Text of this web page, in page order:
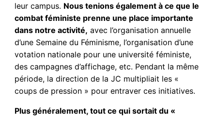
leur campus. Nous tenions également à ce que le
combat féministe prenne une place importante
dans notre activité, avec l’organisation annuelle
d’une Semaine du Féminisme, l’organisation d’une
votation nationale pour une université féministe,
des campagnes d’affichage, etc. Pendant la même
période, la direction de la JC multipliait les «
coups de pression » pour entraver ces initiatives.
Plus généralement, tout ce qui sortait du «